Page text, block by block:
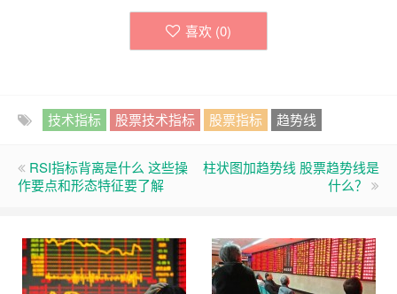
喜欢 (0)
技术指标 股票技术指标 股票指标 趋势线
RSI指标背离是什么 这些操
作要点和形态特征要了解
柱状图加趋势线 股票趋势线是
什么？